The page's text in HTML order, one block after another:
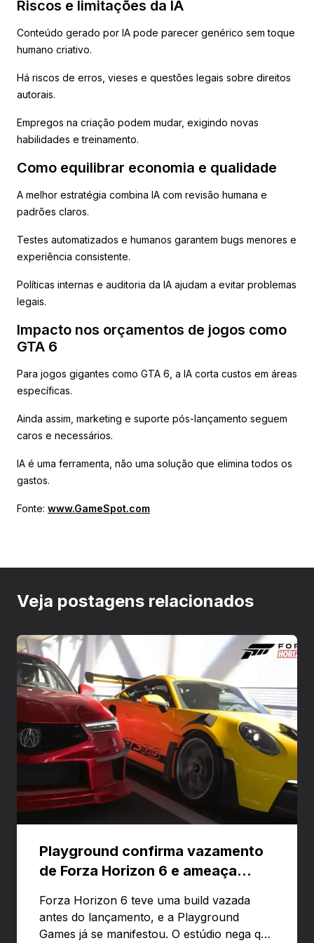
Riscos e limitações da IA
Conteúdo gerado por IA pode parecer genérico sem toque
humano criativo.
Há riscos de erros, vieses e questões legais sobre direitos
autorais.
Empregos na criação podem mudar, exigindo novas
habilidades e treinamento.
Como equilibrar economia e qualidade
A melhor estratégia combina IA com revisão humana e
padrões claros.
Testes automatizados e humanos garantem bugs menores e
experiência consistente.
Políticas internas e auditoria da IA ajudam a evitar problemas
legais.
Impacto nos orçamentos de jogos como
GTA 6
Para jogos gigantes como GTA 6, a IA corta custos em áreas
específicas.
Ainda assim, marketing e suporte pós-lançamento seguem
caros e necessários.
IA é uma ferramenta, não uma solução que elimina todos os
gastos.
Fonte: www.GameSpot.com
Veja postagens relacionados
Playground confirma vazamento
de Forza Horizon 6 e ameaça
Forza Horizon 6 teve uma build vazada
antes do lançamento, e a Playground
Games já se manifestou. O estúdio nega que